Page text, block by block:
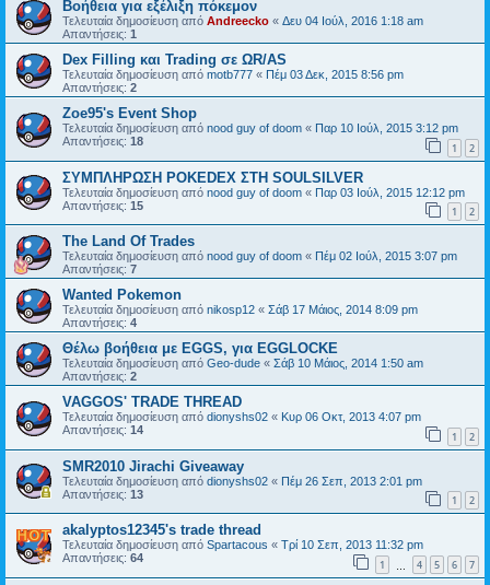
Βοήθεια για εξέλιξη πόκεμον
Τελευταία δημοσίευση από Andreecko « Δευ 04 Ιούλ, 2016 1:18 am
Απαντήσεις: 1
Dex Filling και Trading σε ΩR/AS
Τελευταία δημοσίευση από motb777 « Πέμ 03 Δεκ, 2015 8:56 pm
Απαντήσεις: 2
Zoe95's Event Shop
Τελευταία δημοσίευση από nood guy of doom « Παρ 10 Ιούλ, 2015 3:12 pm
Απαντήσεις: 18 1 2
ΣΥΜΠΛΗΡΩΣΗ POKEDEX ΣΤΗ SOULSILVER
Τελευταία δημοσίευση από nood guy of doom « Παρ 03 Ιούλ, 2015 12:12 pm
Απαντήσεις: 15 1 2
The Land Of Trades
Τελευταία δημοσίευση από nood guy of doom « Πέμ 02 Ιούλ, 2015 3:07 pm
Απαντήσεις: 7
Wanted Pokemon
Τελευταία δημοσίευση από nikosp12 « Σάβ 17 Μάιος, 2014 8:09 pm
Απαντήσεις: 4
Θέλω βοήθεια με EGGS, για EGGLOCKE
Τελευταία δημοσίευση από Geo-dude « Σάβ 10 Μάιος, 2014 1:50 am
Απαντήσεις: 2
VAGGOS' TRADE THREAD
Τελευταία δημοσίευση από dionyshs02 « Κυρ 06 Οκτ, 2013 4:07 pm
Απαντήσεις: 14 1 2
SMR2010 Jirachi Giveaway
Τελευταία δημοσίευση από dionyshs02 « Πέμ 26 Σεπ, 2013 2:01 pm
Απαντήσεις: 13 1 2
akalyptos12345's trade thread
Τελευταία δημοσίευση από Spartacous « Τρί 10 Σεπ, 2013 11:32 pm
Απαντήσεις: 64 1 4 5 6 7